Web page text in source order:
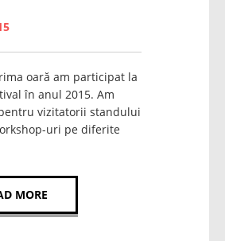
oară am participat la
în anul 2015. Am
vizitatorii standului
uri pe diferite
MORE